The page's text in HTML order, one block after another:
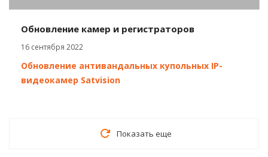
Обновление камер и регистраторов
16 сентября 2022
Обновление антивандальных купольных IP-
видеокамер Satvision
Показать еще